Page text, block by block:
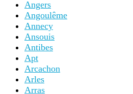
Angers
Angoulême
Annecy
Ansouis
Antibes
Apt
Arcachon
Arles
Arras